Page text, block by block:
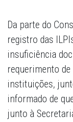
Da parte do
registro das
insuficiência
requerimento
instituições,
informado de
junto à